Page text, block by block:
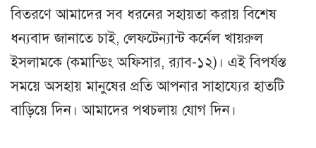
বিতরণে আমাদের সব ধরনের সহায়তা করায় বিশেষ
ধন্যবাদ জানাতে চাই, লেফটেন্যান্ট কর্নেল খায়রুল
ইসলামকে (কমান্ডিং অফিসার, র‍্যাব-১২)। এই বিপর্যস্ত
সময়ে অসহায় মানুষের প্রতি আপনার সাহায্যের হাতটি
বাড়িয়ে দিন। আমাদের পথচলায় যোগ দিন।